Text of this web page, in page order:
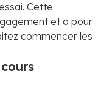
Cette
et a pour
commencer les